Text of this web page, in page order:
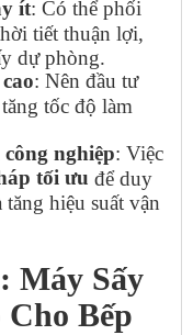
ít: Có thể phối
tiết thuận lợi,
dự phòng.
: Nên đầu tư
tốc độ làm
nghiệp: Việc
tối ưu để duy
hiệu suất vận
Máy Sấy
Bếp